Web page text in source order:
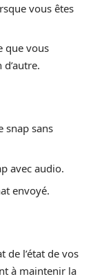
vous êtes
que vous
snap sans
avec audio.
envoyé.
l’état de vos
à maintenir la